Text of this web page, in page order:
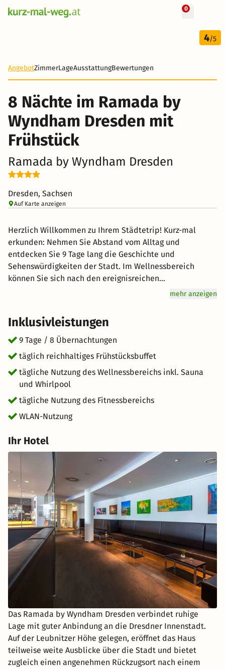
0
9 Tage
416 €
4/5
AngebotZimmerLageAusstattungBewertungen
8 Nächte im Ramada by
Wyndham Dresden mit
Frühstück
Ramada by Wyndham Dresden
Dresden, Sachsen
Auf Karte anzeigen
Herzlich Willkommen zu Ihrem Städtetrip! Kurz-mal
erkunden: Nehmen Sie Abstand vom Alltag und
entdecken Sie 9 Tage lang die Geschichte und
Sehenswürdigkeiten der Stadt. Im Wellnessbereich
können Sie sich nach den ereignisreichen
Entdeckungstouren ganz entspannt zurücklehnen. Genuss
reichhaltigen Frühstücksbuffet für Genießer vital in den
Tag. Freuen Sie sich auf hervorragenden Service und eine
entspannte Atmosphäre für einen unvergesslichen
Urlaub. Wir wünschen Ihnen einen tollen Aufenthalt im
schönen Dresden.
mehr anzeigen
Inklusivleistungen
9 Tage / 8 Übernachtungen
täglich reichhaltiges Frühstücksbuffet
tägliche Nutzung des Wellnessbereichs inkl. Sauna
und Whirlpool
tägliche Nutzung des Fitnessbereichs
WLAN-Nutzung
Ihr Hotel
Das Ramada by Wyndham Dresden verbindet ruhige
Lage mit guter Anbindung an die Dresdner Innenstadt.
Auf der Leubnitzer Höhe gelegen, eröffnet das Haus
teilweise weite Ausblicke über die Stadt und bietet
zugleich einen angenehmen Rückzugsort nach einem